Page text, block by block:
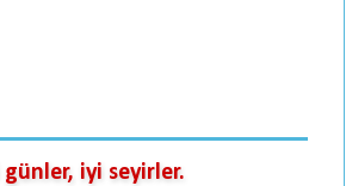
iyi seyirler.